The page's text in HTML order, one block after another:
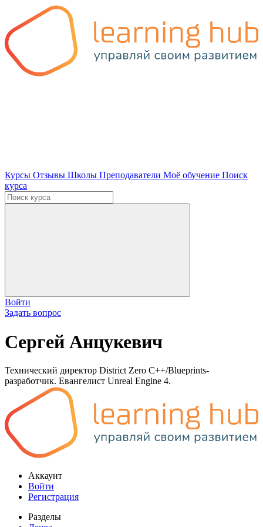
Курсы Отзывы Школы Преподаватели Моё обучение Поиск
курса
Войти
Задать вопрос
Сергей Анцукевич
Технический директор District Zero C++/Blueprints-
разработчик. Евангелист Unreal Engine 4.
Аккаунт
Войти
Регистрация
Разделы